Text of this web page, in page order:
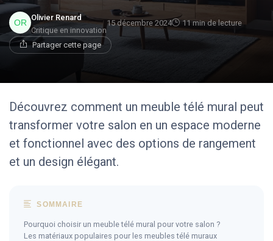
Olivier Renard
Critique en innovation
15 décembre 2024 11 min de lecture
Partager cette page
Découvrez comment un meuble télé mural peut
transformer votre salon en un espace moderne
et fonctionnel avec des options de rangement
et un design élégant.
SOMMAIRE
Pourquoi choisir un meuble télé mural pour votre salon ?
Les matériaux populaires pour les meubles télé muraux